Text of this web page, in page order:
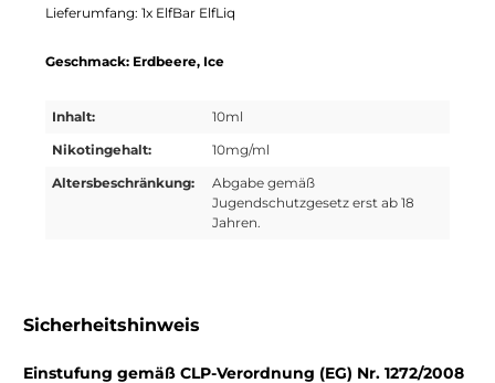
Lieferumfang: 1x ElfBar ElfLiq
Geschmack: Erdbeere, Ice
Inhalt:
10ml
Nikotingehalt:
10mg/ml
Altersbeschränkung:
Abgabe gemäß
Jugendschutzgesetz erst ab 18
Jahren.
Sicherheitshinweis
Einstufung gemäß CLP-Verordnung (EG) Nr. 1272/2008